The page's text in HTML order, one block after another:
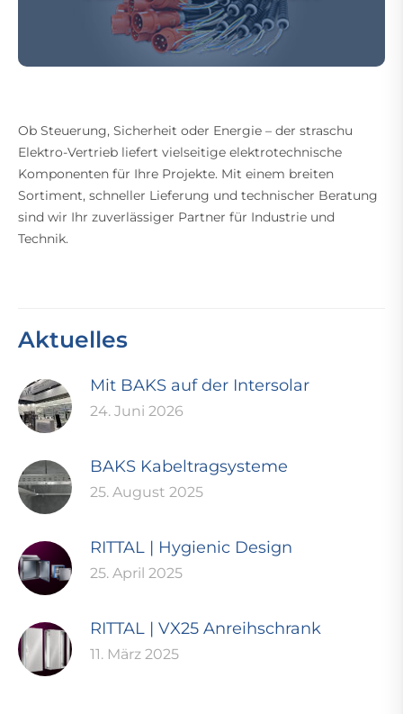
Ob Steuerung, Sicherheit oder Energie – der straschu
Elektro-Vertrieb liefert vielseitige elektrotechnische
Komponenten für Ihre Projekte. Mit einem breiten
Sortiment, schneller Lieferung und technischer Beratung
sind wir Ihr zuverlässiger Partner für Industrie und
Technik.
Aktuelles
Mit BAKS auf der Intersolar
24. Juni 2026
BAKS Kabeltragsysteme
25. August 2025
RITTAL | Hygienic Design
25. April 2025
RITTAL | VX25 Anreihschrank
11. März 2025